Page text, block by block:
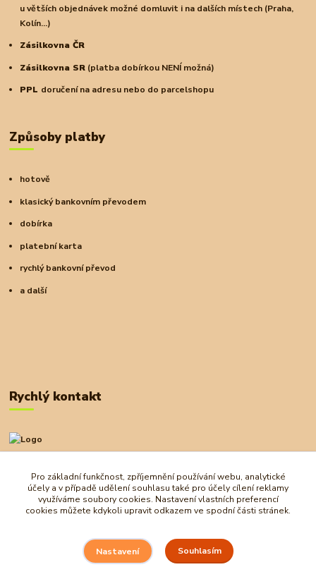
u větších objednávek možné domluvit i na dalších místech (Praha,
Kolín...)
Zásilkovna ČR
Zásilkovna SR (platba dobírkou NENÍ možná)
PPL doručení na adresu nebo do parcelshopu
Způsoby platby
hotově
klasický bankovním převodem
dobírka
platební karta
rychlý bankovní převod
a další
Rychlý kontakt
+420 727 972 830
obchod@ostrovherahlavolamu.cz
Pro základní funkčnost, zpříjemnění používání webu, analytické
účely a v případě udělení souhlasu také pro účely cílení reklamy
využíváme soubory cookies. Nastavení vlastních preferencí
cookies můžete kdykoli upravit odkazem ve spodní části stránek.
Nastavení Souhlasím